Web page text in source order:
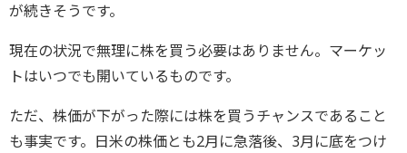
が続きそうです。
現在の状況で無理に株を買う必要はありません。マーケッ
トはいつでも開いているものです。
ただ、株価が下がった際には株を買うチャンスであること
も事実です。日米の株価とも2月に急落後、3月に底をつけ